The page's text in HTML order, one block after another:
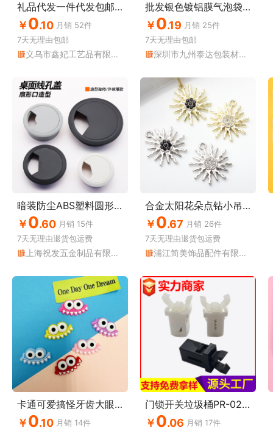
礼品代发一件代发包邮香包抽纸电商淘客小礼品代发专用快递礼品单
￥0.10 月销 52件
7天无理由包邮
义乌市鑫妃工艺品有限公司
批发银色镀铝膜气泡袋泡沫快递袋加厚防震服装包装袋泡泡袋自黏袋
￥0.19 月销 25件
7天无理由包邮
深圳市九州泰达包装材料有限公司
暗装防尘ABS塑料圆形线盒电脑办公桌面50.53.60 穿线孔盒盖
￥0.60 月销 15件
7天无理由退货包运费
上海祝发五金制品有限公司
合金太阳花朵点钻小吊坠挂件配件 时尚创意DIY饰品吊坠配件
￥0.67 月销 26件
7天无理由退货包运费
浦江简美饰品配件有限公司
卡通可爱搞怪牙齿大眼睛PVC软胶贴片配件 洞洞鞋鞋花手机壳冰箱贴
￥0.10 月销 14件
门锁开关垃圾桶PR-02微型旋钮眼镜玩具盒门扣按钮源头厂家
￥0.06 月销 17件